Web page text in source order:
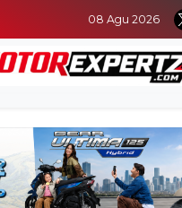
08 Agu 2026